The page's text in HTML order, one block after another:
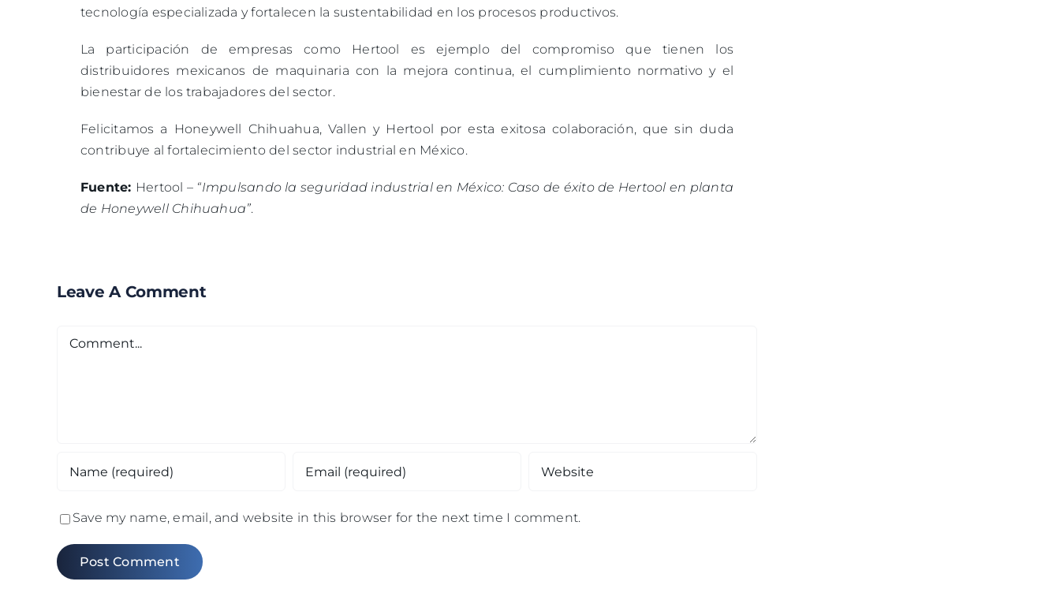
tecnología especializada y fortalecen la sustentabilidad en los procesos productivos.
La participación de empresas como Hertool es ejemplo del compromiso que tienen los
distribuidores mexicanos de maquinaria con la mejora continua, el cumplimiento normativo y el
bienestar de los trabajadores del sector.
Felicitamos a Honeywell Chihuahua, Vallen y Hertool por esta exitosa colaboración, que sin duda
contribuye al fortalecimiento del sector industrial en México.
Fuente: Hertool – “Impulsando la seguridad industrial en México: Caso de éxito de Hertool en planta
de Honeywell Chihuahua”.
Leave A Comment
Comment
Save my name, email, and website in this browser for the next time I comment.